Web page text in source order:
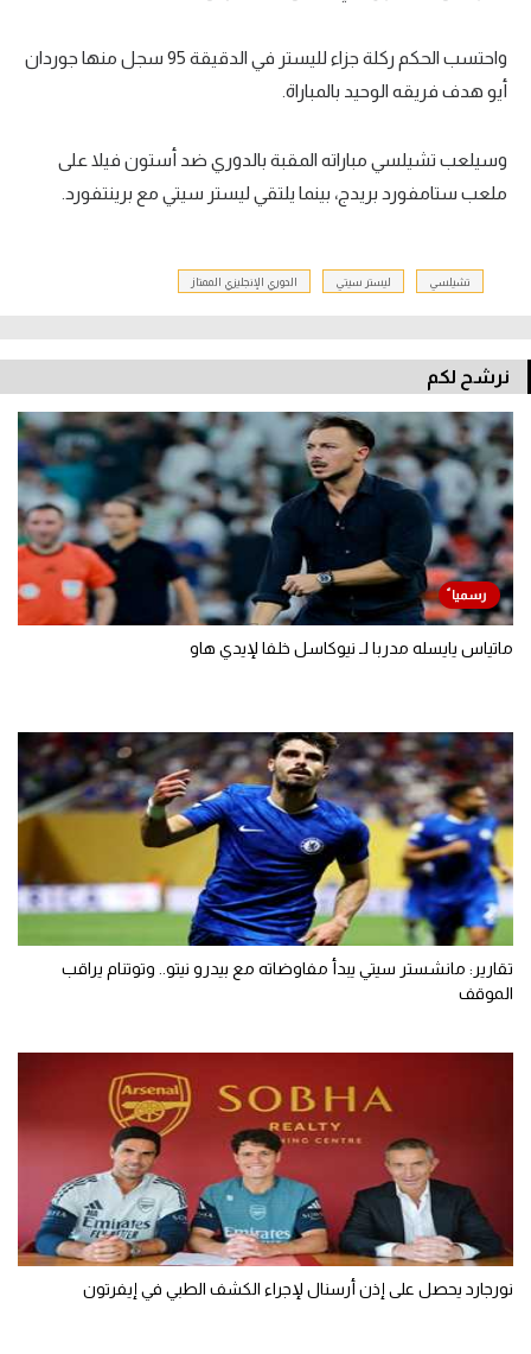
واحتسب الحكم ركلة جزاء لليستر في الدقيقة 95 سجل منها جوردان
أيو هدف فريقه الوحيد بالمباراة.
وسيلعب تشيلسي مباراته المقبة بالدوري ضد أستون فيلا على
ملعب ستامفورد بريدج، بينما يلتقي ليستر سيتي مع برينتفورد.
تشيلسي ليستر سيتي الدوري الإنجليزي الممتاز
نرشح لكم
ماتياس يايسله مدربا لـ نيوكاسل خلفا لإيدي هاو
تقارير: مانشستر سيتي يبدأ مفاوضاته مع بيدرو نيتو.. وتوتنام يراقب
الموقف
نورجارد يحصل على إذن أرسنال لإجراء الكشف الطبي في إيفرتون